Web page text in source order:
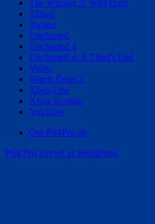
The Witcher 3: Wild Hunt
Tilbud
Twitter
Uncharted
Uncharted 4
Uncharted 4: A Thief's End
Video
Watch Dogs 2
Xbox One
Xbox Scorpio
YouTube
Om PS4Pro.dk
PS4 Pro Drevet af WordPress